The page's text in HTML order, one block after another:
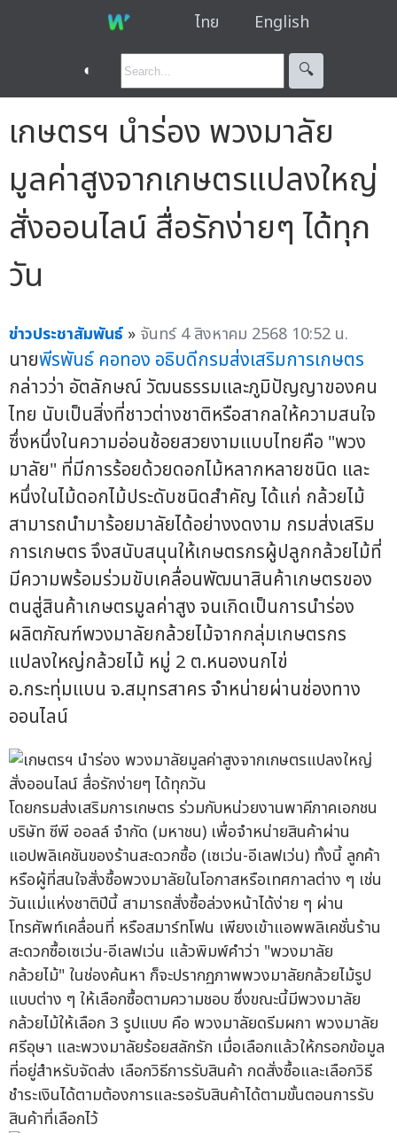
ไทย English
◐ 🔍︎
เกษตรฯ นำร่อง พวงมาลัย
มูลค่าสูงจากเกษตรแปลงใหญ่
สั่งออนไลน์ สื่อรักง่ายๆ ได้ทุก
วัน
ข่าวประชาสัมพันธ์ » จันทร์ 4 สิงหาคม 2568 10:52 น.
นายพีรพันธ์ คอทอง อธิบดีกรมส่งเสริมการเกษตร
กล่าวว่า อัตลักษณ์ วัฒนธรรมและภูมิปัญญาของคน
ไทย นับเป็นสิ่งที่ชาวต่างชาติหรือสากลให้ความสนใจ
ซึ่งหนึ่งในความอ่อนช้อยสวยงามแบบไทยคือ "พวง
มาลัย" ที่มีการร้อยด้วยดอกไม้หลากหลายชนิด และ
หนึ่งในไม้ดอกไม้ประดับชนิดสำคัญ ได้แก่ กล้วยไม้
สามารถนำมาร้อยมาลัยได้อย่างงดงาม กรมส่งเสริม
การเกษตร จึงสนับสนุนให้เกษตรกรผู้ปลูกกล้วยไม้ที่
มีความพร้อมร่วมขับเคลื่อนพัฒนาสินค้าเกษตรของ
ตนสู่สินค้าเกษตรมูลค่าสูง จนเกิดเป็นการนำร่อง
ผลิตภัณฑ์พวงมาลัยกล้วยไม้จากกลุ่มเกษตรกร
แปลงใหญ่กล้วยไม้ หมู่ 2 ต.หนองนกไข่
อ.กระทุ่มแบน จ.สมุทรสาคร จำหน่ายผ่านช่องทาง
ออนไลน์
โดยกรมส่งเสริมการเกษตร ร่วมกับหน่วยงานพาคีภาคเอกชน
บริษัท ซีพี ออลล์ จำกัด (มหาชน) เพื่อจำหน่ายสินค้าผ่าน
แอปพลิเคชันของร้านสะดวกซื้อ (เซเว่น-อีเลฟเว่น) ทั้งนี้ ลูกค้า
หรือผู้ที่สนใจสั่งซื้อพวงมาลัยในโอกาสหรือเทศกาลต่าง ๆ เช่น
วันแม่แห่งชาติปีนี้ สามารถสั่งซื้อล่วงหน้าได้ง่าย ๆ ผ่าน
โทรศัพท์เคลื่อนที่ หรือสมาร์ทโฟน เพียงเข้าแอพพลิเคชั่นร้าน
สะดวกซื้อเซเว่น-อีเลฟเว่น แล้วพิมพ์คำว่า "พวงมาลัย
กล้วยไม้" ในช่องค้นหา ก็จะปรากฏภาพพวงมาลัยกล้วยไม้รูป
แบบต่าง ๆ ให้เลือกซื้อตามความชอบ ซึ่งขณะนี้มีพวงมาลัย
กล้วยไม้ให้เลือก 3 รูปแบบ คือ พวงมาลัยดรีมผกา พวงมาลัย
ศรีอุษา และพวงมาลัยร้อยสลักรัก เมื่อเลือกแล้วให้กรอกข้อมูล
ที่อยู่สำหรับจัดส่ง เลือกวิธีการรับสินค้า กดสั่งซื้อและเลือกวิธี
ชำระเงินได้ตามต้องการและรอรับสินค้าได้ตามขั้นตอนการรับ
สินค้าที่เลือกไว้